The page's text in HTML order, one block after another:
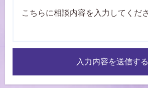
入力内容を送信する